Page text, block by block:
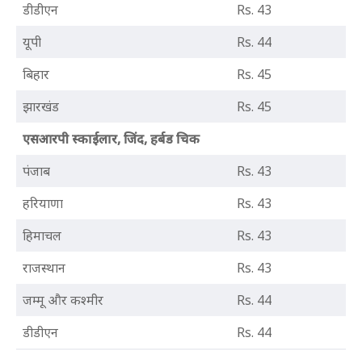
डीडीएन
Rs. 43
यूपी
Rs. 44
बिहार
Rs. 45
झारखंड
Rs. 45
एसआरपी स्काईलार, जिंद, हर्बड चिक
पंजाब
Rs. 43
हरियाणा
Rs. 43
हिमाचल
Rs. 43
राजस्थान
Rs. 43
जम्मू और कश्मीर
Rs. 44
डीडीएन
Rs. 44